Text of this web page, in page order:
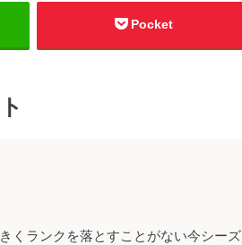
Pocket
くランクを落とすことがない今シー